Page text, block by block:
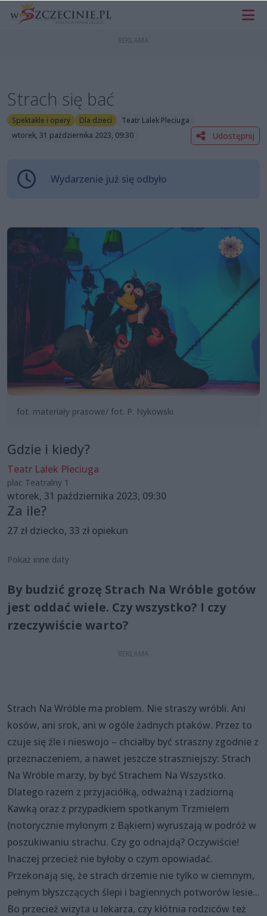
Strach się bać
Spektakle i opery Dla dzieci
Teatr Lalek Pleciuga
wtorek, 31 października 2023, 09:30
Udostępnij
Wydarzenie już się odbyło
fot. materiały prasowe/ fot. P. Nykowski
Gdzie i kiedy?
Teatr Lalek Pleciuga
plac Teatralny 1
wtorek, 31 października 2023, 09:30
Za ile?
27 zł dziecko, 33 zł opiekun
Pokaż inne daty
By budzić grozę Strach Na Wróble gotów
jest oddać wiele. Czy wszystko? I czy
rzeczywiście warto?
Strach Na Wróble ma problem. Nie straszy wróbli. Ani
kosów, ani srok, ani w ogóle żadnych ptaków. Przez to
czuje się źle i nieswojo – chciałby być straszny zgodnie z
przeznaczeniem, a nawet jeszcze straszniejszy: Strach
Na Wróble marzy, by być Strachem Na Wszystko.
Dlatego razem z przyjaciółką, odważną i zadziorną
Kawką oraz z przypadkiem spotkanym Trzmielem
(notorycznie mylonym z Bąkiem) wyruszają w podróż w
poszukiwaniu strachu. Czy go odnajdą? Oczywiście!
Inaczej przecież nie byłoby o czym opowiadać.
Przekonają się, że strach drzemie nie tylko w ciemnym,
pełnym błyszczących ślepi i bagiennych potworów lesie...
Bo przecież wizyta u lekarza, czy kłótnia rodziców też